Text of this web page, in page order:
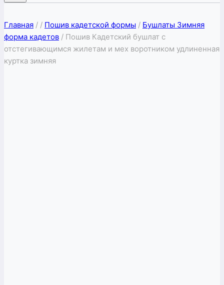
Главная / / Пошив кадетской формы / Бушлаты Зимняя
форма кадетов / Пошив Кадетский бушлат с
отстегивающимся жилетам и мех воротником удлиненная
куртка зимняя